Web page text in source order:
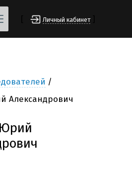
Личный кабинет
Александрович